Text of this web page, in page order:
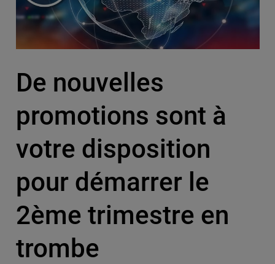
De nouvelles
promotions sont à
votre disposition
pour démarrer le
2ème trimestre en
trombe